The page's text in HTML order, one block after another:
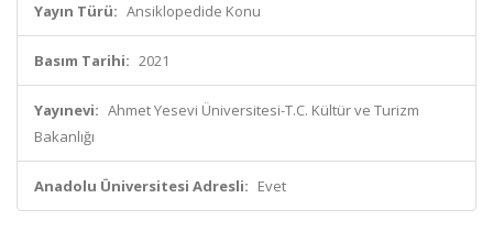
Yayın Türü: Ansiklopedide Konu
Basım Tarihi: 2021
Yayınevi: Ahmet Yesevi Üniversitesi-T.C. Kültür ve Turizm
Bakanlığı
Anadolu Üniversitesi Adresli: Evet